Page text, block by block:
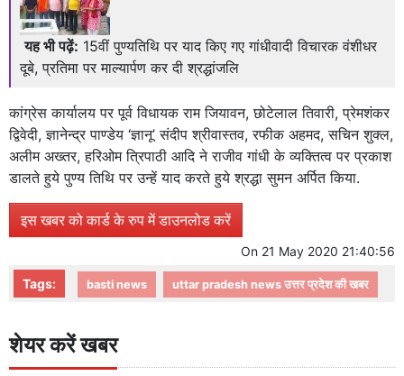
यह भी पढ़ें: 15वीं पुण्यतिथि पर याद किए गए गांधीवादी विचारक वंशीधर
दूबे, प्रतिमा पर माल्यार्पण कर दी श्रद्धांजलि
कांग्रेस कार्यालय पर पूर्व विधायक राम जियावन, छोटेलाल तिवारी, प्रेमशंकर
द्विवेदी, ज्ञानेन्द्र पाण्डेय ‘ज्ञानू’ संदीप श्रीवास्तव, रफीक अहमद, सचिन शुक्ल,
अलीम अख्तर, हरिओम त्रिपाठी आदि ने राजीव गांधी के व्यक्तित्व पर प्रकाश
डालते हुये पुण्य तिथि पर उन्हें याद करते हुये श्रद्धा सुमन अर्पित किया.
इस खबर को कार्ड के रुप में डाउनलोड करें
On 21 May 2020 21:40:56
Tags: basti news uttar pradesh news उत्तर प्रदेश की खबर
शेयर करें खबर